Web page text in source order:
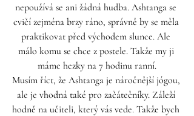
nepoužívá se ani žádná hudba. Ashtanga se
cvičí zejména brzy ráno, správně by se měla
praktikovat před východem slunce. Ale
málo komu se chce z postele. Takže my ji
máme hezky na 7 hodinu ranní.
Musím říct, že Ashtanga je náročnější jógou,
ale je vhodná také pro začátečníky. Záleží
hodně na učiteli, který vás vede. Takže bych